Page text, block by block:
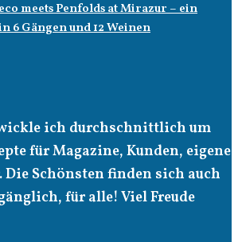
meets Penfolds at Mirazur – ein
6 Gängen und 12 Weinen
ich durchschnittlich um
für Magazine, Kunden, eigene
Die Schönsten finden sich auch
für alle! Viel Freude